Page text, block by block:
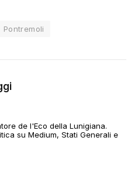
Pontremoli
de l'Eco della Lunigiana.
su Medium, Stati Generali e